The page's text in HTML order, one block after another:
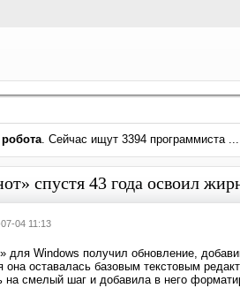
робота. Сейчас ищут 3394 программиста ...
спустя 43 года освоил
04 11:13
для Windows получил обновление,
она оставалась базовым текстовым
на смелый шаг и добавила в него